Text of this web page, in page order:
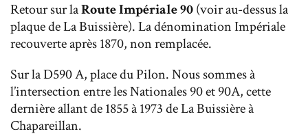
Retour sur laRoute Impériale 90(voir au-dessus la
plaque de La Buissière). La dénomination Impériale
recouverte après 1870, non remplacée.
Sur la D590 A, place du Pilon. Nous sommes à
l’intersection entre les Nationales 90 et 90A, cette
dernière allant de 1855 à 1973 de La Buissière à
Chapareillan.